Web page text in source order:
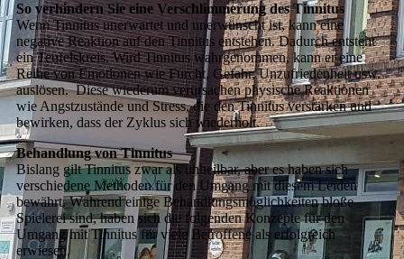
So verhindern Sie eine Verschlimmerung des Tinnitus
Wenn Tinnitus unerwartet und unerwünscht ist, kann eine
negative Reaktion auf den Tinnitus entstehen. Dadurch entsteht
ein Teufelskreis. Wird Tinnitus wahrgenommen, kann er eine
Reihe von Emotionen wie Furcht, Gefahr, Unzufriedenheit usw.
auslösen. Diese wiederum verursachen physische Reaktionen
wie Angstzustände und Stress, die den Tinnitus verstärken und
bewirken, dass der Zyklus sich wiederholt.
Behandlung von Tinnitus
Bislang gilt Tinnitus zwar als unheilbar, aber es haben sich
verschiedene Methoden für den Umgang mit diesem Leiden
bewährt. Während einige Behandlungsmöglichkeiten bloße
Spielerei sind, haben sich die folgenden Konzepte für den
Umgang mit Tinnitus für viele Betroffene als erfolgreich
erwiesen.